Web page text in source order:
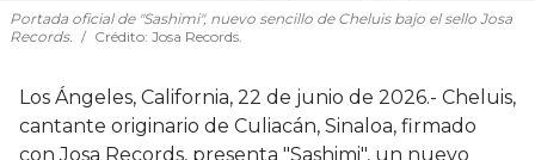
Portada oficial de "Sashimi", nuevo sencillo de Cheluis bajo el sello Josa
Records.
Crédito: Josa Records.
Los Ángeles, California, 22 de junio de 2026.- Cheluis,
cantante originario de Culiacán, Sinaloa, firmado
con Josa Records, presenta "Sashimi", un nuevo